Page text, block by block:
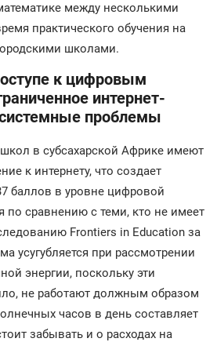
между несколькими
практического обучения на
школами.
к цифровым
интернет-
проблемы
в субсахарской Африке имеют
к интернету, что создает
баллов в уровне цифровой
по сравнению с теми, кто не имеет
Frontiers in Education за
усугубляется при рассмотрении
энергии, поскольку эти
не работают должным образом
часов в день составляет
забывать и о расходах на